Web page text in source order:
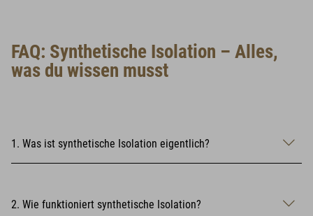
FAQ: Synthetische Isolation – Alles,
was du wissen musst
1. Was ist synthetische Isolation eigentlich?
2. Wie funktioniert synthetische Isolation?